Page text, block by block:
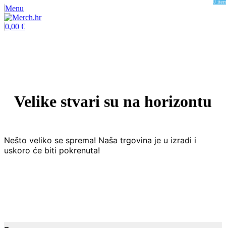
Menu
0
0,00 €
Velike stvari su na horizontu
Nešto veliko se sprema! Naša trgovina je u izradi i
uskoro će biti pokrenuta!